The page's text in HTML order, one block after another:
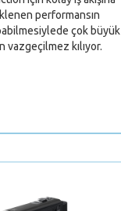
performansın
çok büyük
vazgeçilmez kılıyor.